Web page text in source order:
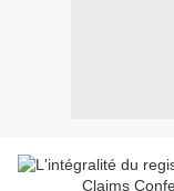
Claims